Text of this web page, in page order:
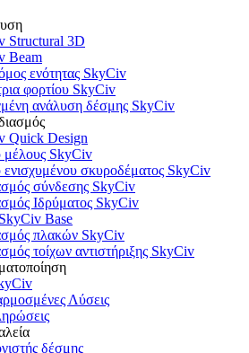
Structural 3D
Beam
ενότητας SkyCiv
φορτίου SkyCiv
ανάλυση δέσμης SkyCiv
Quick Design
μέλους SkyCiv
ενισχυμένου σκυροδέματος SkyCiv
σύνδεσης SkyCiv
Ιδρύματος SkyCiv
Base
πλακών SkyCiv
τοίχων αντιστήριξης SkyCiv
Λύσεις
δέσμης